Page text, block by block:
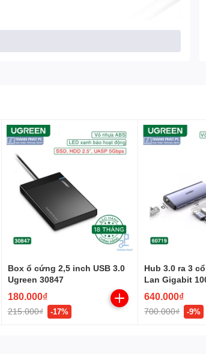
Box ổ cứng 2,5 inch USB 3.0
Ugreen 30847
180.000₫
215.000₫ -17%
Hub 3.0 ra 3
Lan Gigabit
Ugreen 60719
640.000₫
700.000₫ -9%